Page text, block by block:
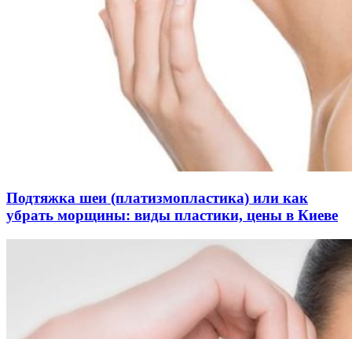
Подтяжка шеи (платизмопластика) или как
убрать морщины: виды пластики, цены в Киеве